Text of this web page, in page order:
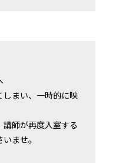
しまい、一時的に映
師が再度入室する
ませ。